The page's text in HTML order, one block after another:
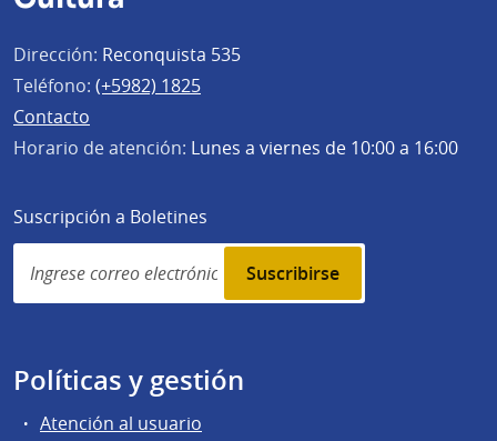
Dirección: Reconquista 535
Teléfono: (+5982) 1825
Contacto
Horario de atención: Lunes a viernes de 10:00 a 16:00
Suscripción a Boletines
Simplenews
subscription
Políticas y gestión
Atención al usuario